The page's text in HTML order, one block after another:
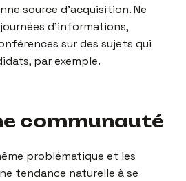
source d’acquisition. Ne
d’informations,
sur des sujets qui
par exemple.
communauté
problématique et les
tendance naturelle à se